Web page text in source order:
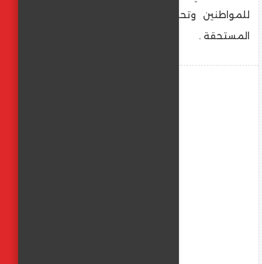
للمواطنين وتحقيق أقصى استفادة للفئات
المستحقة .